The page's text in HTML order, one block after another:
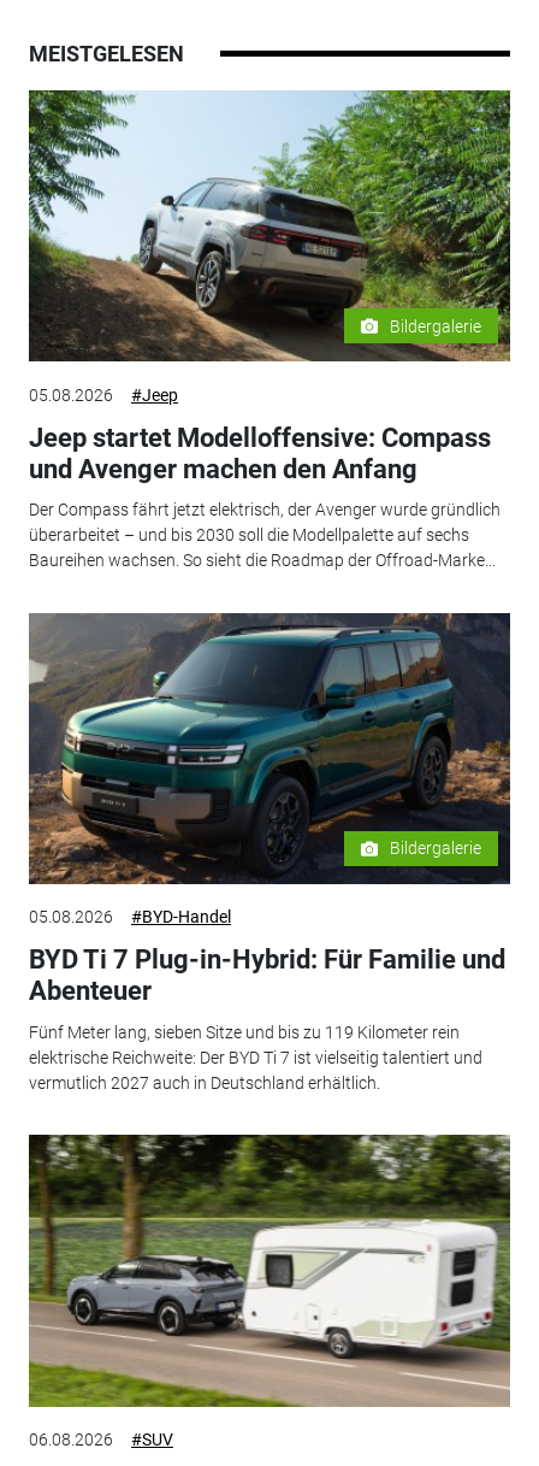
MEISTGELESEN
Bildergalerie
05.08.2026 #Jeep
Jeep startet Modelloffensive: Compass
und Avenger machen den Anfang
Der Compass fährt jetzt elektrisch, der Avenger wurde gründlich
überarbeitet – und bis 2030 soll die Modellpalette auf sechs
Baureihen wachsen. So sieht die Roadmap der Offroad-Marke...
Bildergalerie
05.08.2026 #BYD-Handel
BYD Ti 7 Plug-in-Hybrid: Für Familie und
Abenteuer
Fünf Meter lang, sieben Sitze und bis zu 119 Kilometer rein
elektrische Reichweite: Der BYD Ti 7 ist vielseitig talentiert und
vermutlich 2027 auch in Deutschland erhältlich.
06.08.2026 #SUV